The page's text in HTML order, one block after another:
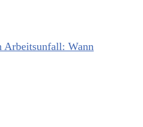
Arbeitsunfall: Wann